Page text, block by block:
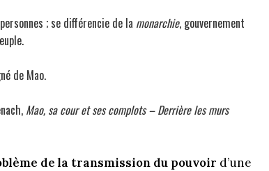
; se différencie de la monarchie, gouvernement
de Mao.
Mao, sa cour et ses complots – Derrière les murs
de la transmission du pouvoir d’une